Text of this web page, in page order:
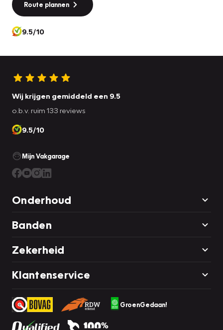
Route plannen
9.5/10
Wij krijgen gemiddeld een 9.5
o.b.v. ruim 133 reviews
9.5/10
Mijn Vakgarage
Onderhoud
Banden
Zekerheid
Klantenservice
GroenGedaan!